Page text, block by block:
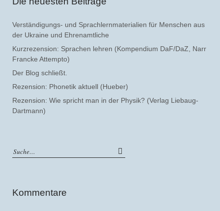
Verständigungs- und Sprachlernmaterialien für Menschen aus
der Ukraine und Ehrenamtliche
Kurzrezension: Sprachen lehren (Kompendium DaF/DaZ, Narr
Francke Attempto)
Der Blog schließt.
Rezension: Phonetik aktuell (Hueber)
Rezension: Wie spricht man in der Physik? (Verlag Liebaug-
Dartmann)
Kommentare